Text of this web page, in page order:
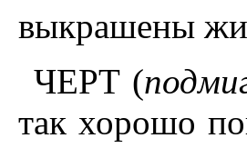
выкрашены
ЧЕРТ (
так хорошо